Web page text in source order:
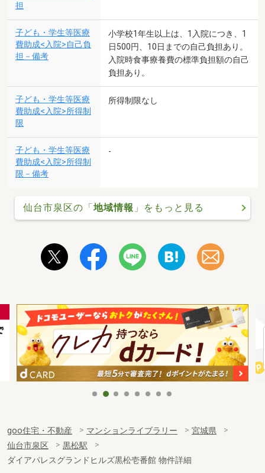
担
子ども・学生等医療
費助成<入院>自己負
担－備考
小学校1年生以上は、1入院につき、1
日500円、10日までの自己負担あり。
入院時食事療養費の標準負担額の自己
負担あり。
子ども・学生等医療
費助成<入院>所得制
限
所得制限なし
子ども・学生等医療
費助成<入院>所得制
限－備考
-
仙台市泉区の「地域情報 」をもっと見る
goo住宅・不動産 マンションライブラリー
宮城県
仙台市泉区
黒松駅
ダイアパレスグランドヒルズ黒松壱番館 物件詳細